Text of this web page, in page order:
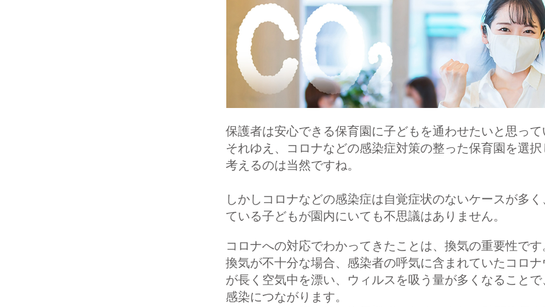
保護者は安心できる保育園に子どもを通わせたいと思っ
それゆえ、コロナなどの感染症対策の整った保育園を選
考えるのは当然ですね。
しかしコロナなどの感染症は自覚症状のないケースが多
ている子どもが園内にいても不思議はありません。
コロナへの対応でわかってきたことは、換気の重要性です
換気が不十分な場合、感染者の呼気に含まれていたコロ
が長く空気中を漂い、ウィルスを吸う量が多くなること
感染につながります。